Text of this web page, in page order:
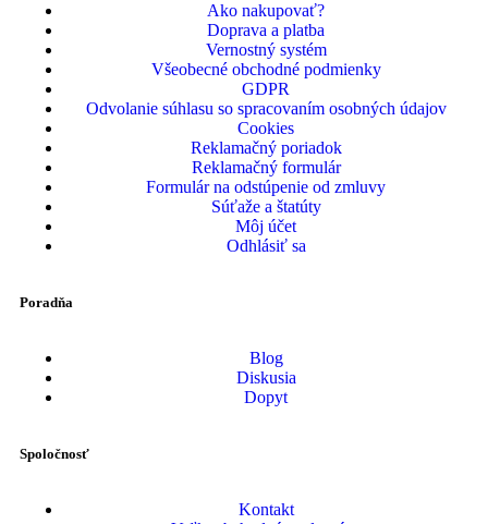
Ako nakupovať?
Doprava a platba
Vernostný systém
Všeobecné obchodné podmienky
GDPR
Odvolanie súhlasu so spracovaním osobných údajov
Cookies
Reklamačný poriadok
Reklamačný formulár
Formulár na odstúpenie od zmluvy
Súťaže a štatúty
Môj účet
Odhlásiť sa
Poradňa
Blog
Diskusia
Dopyt
Spoločnosť
Kontakt